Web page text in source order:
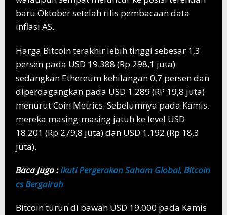
baru Oktober setelah rilis pembacaan data
inflasi AS.
Harga Bitcoin terakhir lebih tinggi sebesar 1,3
persen pada USD 19.388 (Rp 298,1 juta)
sedangkan Ethereum kehilangan 0,7 persen dan
diperdagangkan pada USD 1.289 (RP 19,8 juta)
menurut Coin Metrics. Sebelumnya pada Kamis,
mereka masing-masing jatuh ke level USD
18.201 (Rp 279,8 juta) dan USD 1.192.(Rp 18,3
juta).
Baca Juga :Ikuti Pergerakan Saham Global, Bitcoin
cs Bergairah
Bitcoin turun di bawah USD 19.000 pada Kamis